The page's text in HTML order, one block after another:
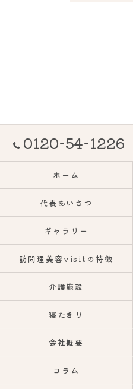
0120-54-1226
ホーム
代表あいさつ
ギャラリー
訪問理美容visitの特徴
介護施設
寝たきり
会社概要
コラム